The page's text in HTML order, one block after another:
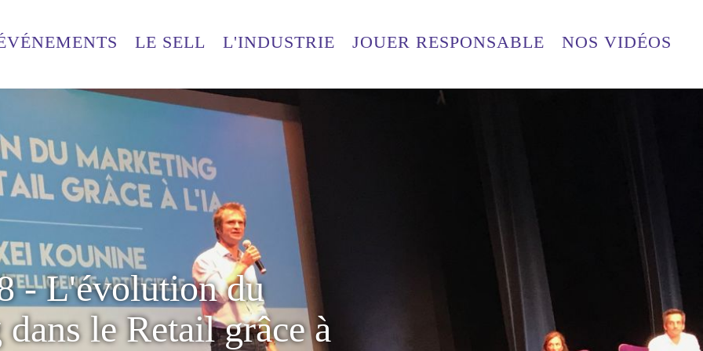
ACCUEILLE SELL L'INDUSTRIE JOUER RESPONSABLE NOS VIDÉOS
- L'évolution du
le Retail grâce à